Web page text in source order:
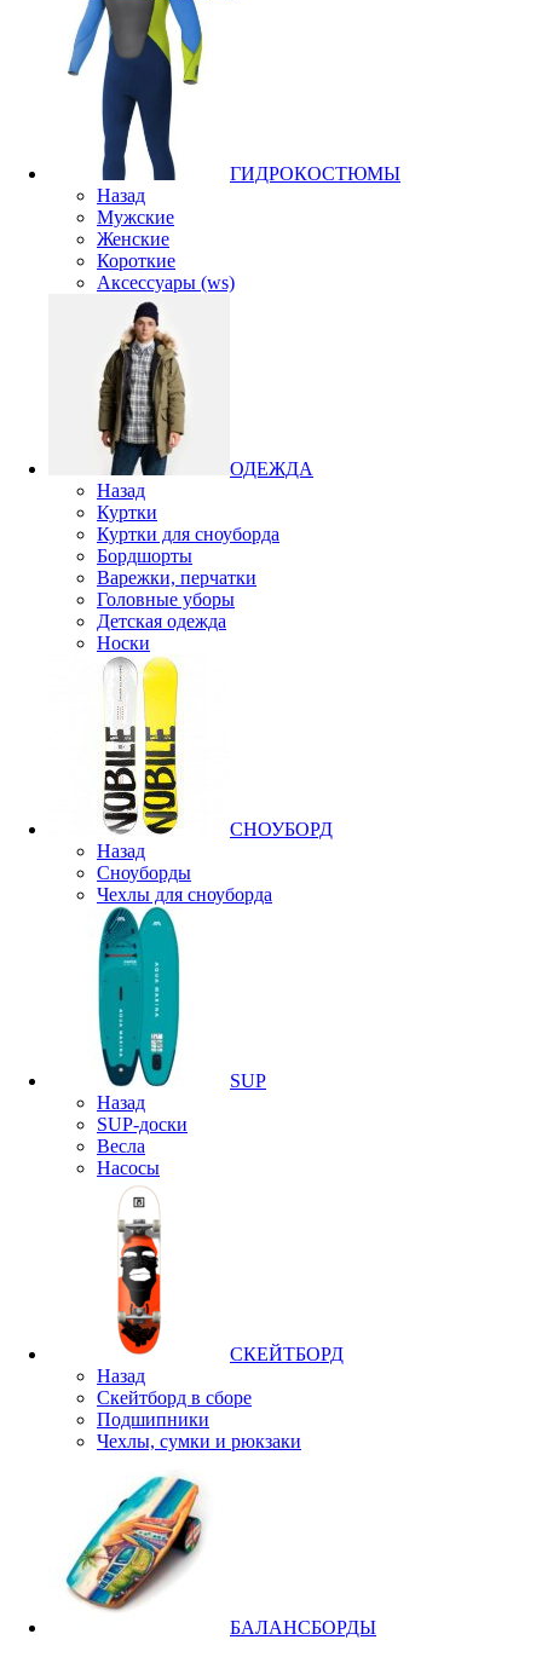
ГИДРОКОСТЮМЫ
Назад
Мужские
Женские
Короткие
Аксессуары (ws)
ОДЕЖДА
Назад
Куртки
Куртки для сноуборда
Бордшорты
Варежки, перчатки
Головные уборы
Детская одежда
Носки
СНОУБОРД
Назад
Сноуборды
Чехлы для сноуборда
SUP
Назад
SUP-доски
Весла
Насосы
СКЕЙТБОРД
Назад
Скейтборд в сборе
Подшипники
Чехлы, сумки и рюкзаки
БАЛАНСБОРДЫ